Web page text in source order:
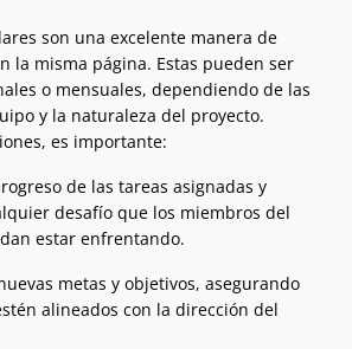
son una excelente manera de
la misma página. Estas pueden ser
o mensuales, dependiendo de las
y la naturaleza del proyecto.
es importante:
de las tareas asignadas y
desafío que los miembros del
estar enfrentando.
metas y objetivos, asegurando
alineados con la dirección del